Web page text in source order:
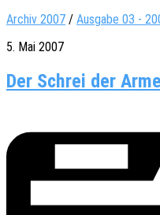
Archiv 2007 / Ausgabe 03 -
5. Mai 2007
Der Schrei der